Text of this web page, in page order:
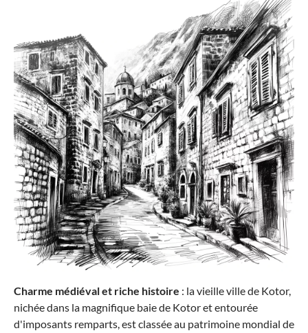
199,95 €* 125,95 €*
Samsonite
Bagage à main BASE BREEZE (55 cm) extensible
Charme médiéval et riche histoire : la vieille ville de Kotor,
nichée dans la magnifique baie de Kotor et entourée
d'imposants remparts, est classée au patrimoine mondial de